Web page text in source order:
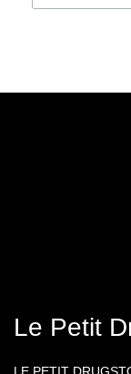
Le Petit
LE PETIT